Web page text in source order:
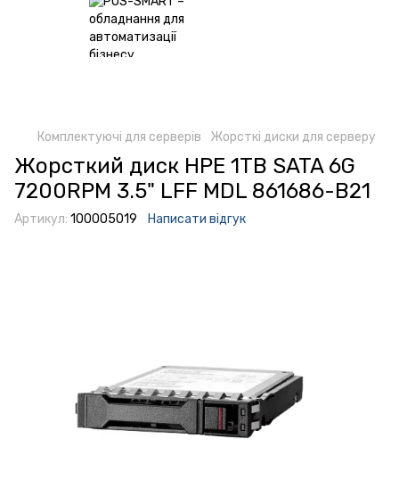
Комплектуючі для серверів Жорсткі диски для серверу
Жорсткий диск HPE 1TB SATA 6G
7200RPM 3.5" LFF MDL 861686-B21
Артикул: 100005019 Написати відгук